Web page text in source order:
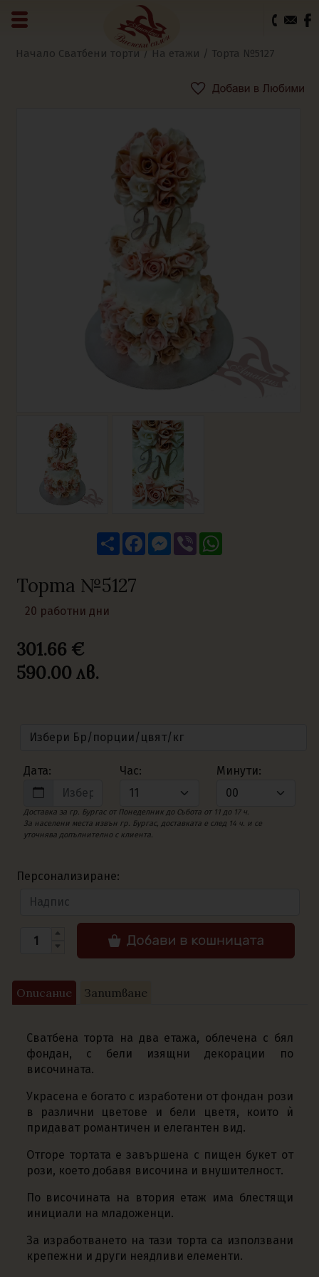
0
Начало Сватбени торти / На етажи / Торта №5127
ShareFacebookMessenger
Viber
Торта №5127
20 работни дни
301.66 €
590.00 лв.
Дата: Час: Минути:
Доставка за гр. Бургас от Понеделник до Събота от 11 до 17 ч.
За населени места извън гр. Бургас, доставката е след 14 ч. и се
уточнява допълнително с клиента.
Персонализиране:
Описание Запитване
Сватбена торта на два етажа, облечена с бял
фондан, с бели изящни декорации по
височината.
Украсена е богато с изработени от фондан рози
в различни цветове и бели цветя, които ѝ
придават романтичен и елегантен вид.
Отгоре тортата е завършена с пищен букет от
рози, което добавя височина и внушителност.
По височината на втория етаж има блестящи
инициали на младоженци.
За изработването на тази торта са използвани
крепежни и други неядливи елементи.